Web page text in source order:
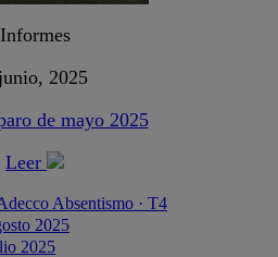
Informes
2025
de mayo 2025
Leer
Absentismo · T4
2025
2025